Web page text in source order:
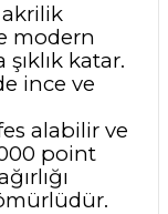
akrilik
modern
şıklık katar.
ince ve
alabilir ve
point